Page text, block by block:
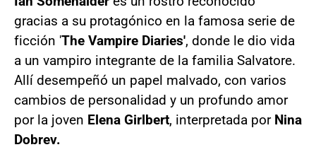
gracias a su protagónico en la famosa serie de
ficción 'The Vampire Diaries', donde le dio vida
a un vampiro integrante de la familia Salvatore.
Allí desempeñó un papel malvado, con varios
cambios de personalidad y un profundo amor
por la joven Elena Girlbert, interpretada por Nina
Dobrev.